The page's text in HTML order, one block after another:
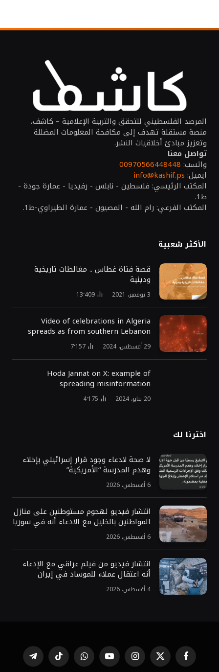
المرصد الفلسطيني للتحقق والتربية الإعلامية – كاشف،
منصة مستقلة تهدف إلى مكافحة المعلومات المضللة
وتعزيز مبادئ أخلاقيات النشر.
تواصل معنا
واتسب: 00970566448448
ايميل: info@kashif.ps
المكتب الرئيسي: فلسطين - نابلس - رفيديا - عمارة جودة -
ط1.
المكتب الفرعي: رام الله - المصيون - عمارة الطيراوي-ط1.
الأكثر شعبية
قصة فتاة غطاس .. مغالطات تاريخية
ودينية
3 نوفمبر، 2021 13٬409
Video of celebrations in Algeria
spreads as from southern Lebanon
29 أغسطس، 2024 7٬157
Hoda Jannat on X: example of
spreading misinformation
20 يناير، 2024 4٬175
اخترنا لك
لا صحة لادعاء وجود قرار إسرائيلي بإخلاء
وهدم المدرسة “الأمريكية”
6 أغسطس، 2026
انتشار فيديو لهجوم مستوطنين على منازل
المواطنين بالخليل مع الادعاء أنه في سوريا
6 أغسطس، 2026
انتشار فيديو من فيلم عراقي مع الإدعاء
أنه اعتقال عملاء للموساد في إيران
4 أغسطس، 2026
فيسبوك X
(Twitter)
الانستغراميوتيوب واتساب تيكتوك تيلقرام